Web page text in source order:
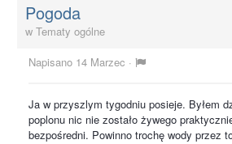
Pogoda
w Tematy ogólne
Napisano 14 Marzec ·
Ja w przyszlym tygodniu posieje. Byłem
poplonu nic nie zostało żywego
bezpośredni. Powinno trochę wody przez